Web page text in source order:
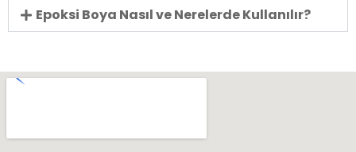
Epoksi Boya Nasıl ve Nerelerde Kullanılır?